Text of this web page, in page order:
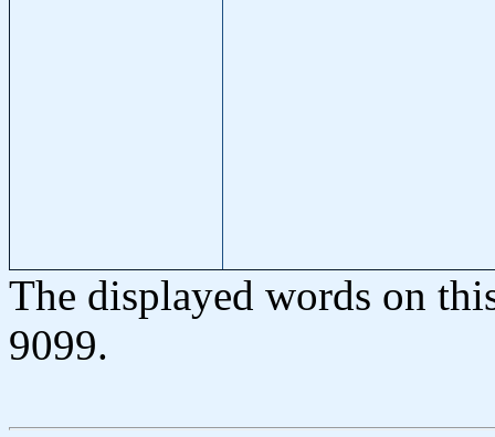
The displayed words on
9099.